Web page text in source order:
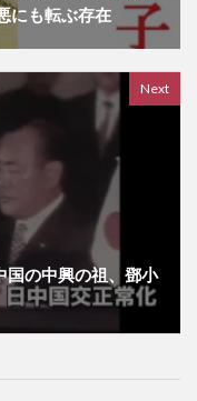
も転ぶ存在
Next
の中興の祖、鄧小